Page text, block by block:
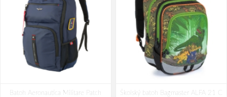
AM-580-05 modrá 22 L
Rosé 35 l
Batoh Aeronautica Militare Patch
Školský batoh Bagmaster ALFA 21 C